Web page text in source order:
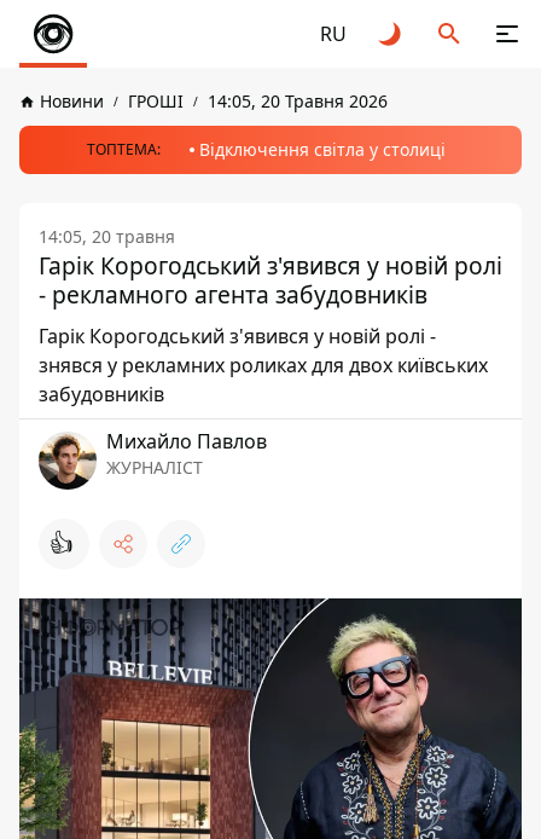
RU
Новини ГРОШІ 14:05, 20 Травня 2026
ТОПТЕМА: Відключення світла у столиці
14:05, 20 травня
Гарік Корогодський з'явився у новій ролі
- рекламного агента забудовників
Гарік Корогодський з'явився у новій ролі -
знявся у рекламних роликах для двох київських
забудовників
Михайло Павлов
ЖУРНАЛІСТ
👍